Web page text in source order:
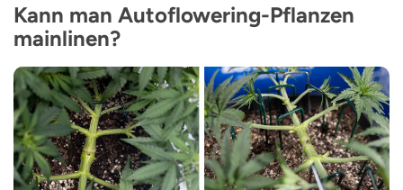
Kann man Autoflowering-Pflanzen
mainlinen?